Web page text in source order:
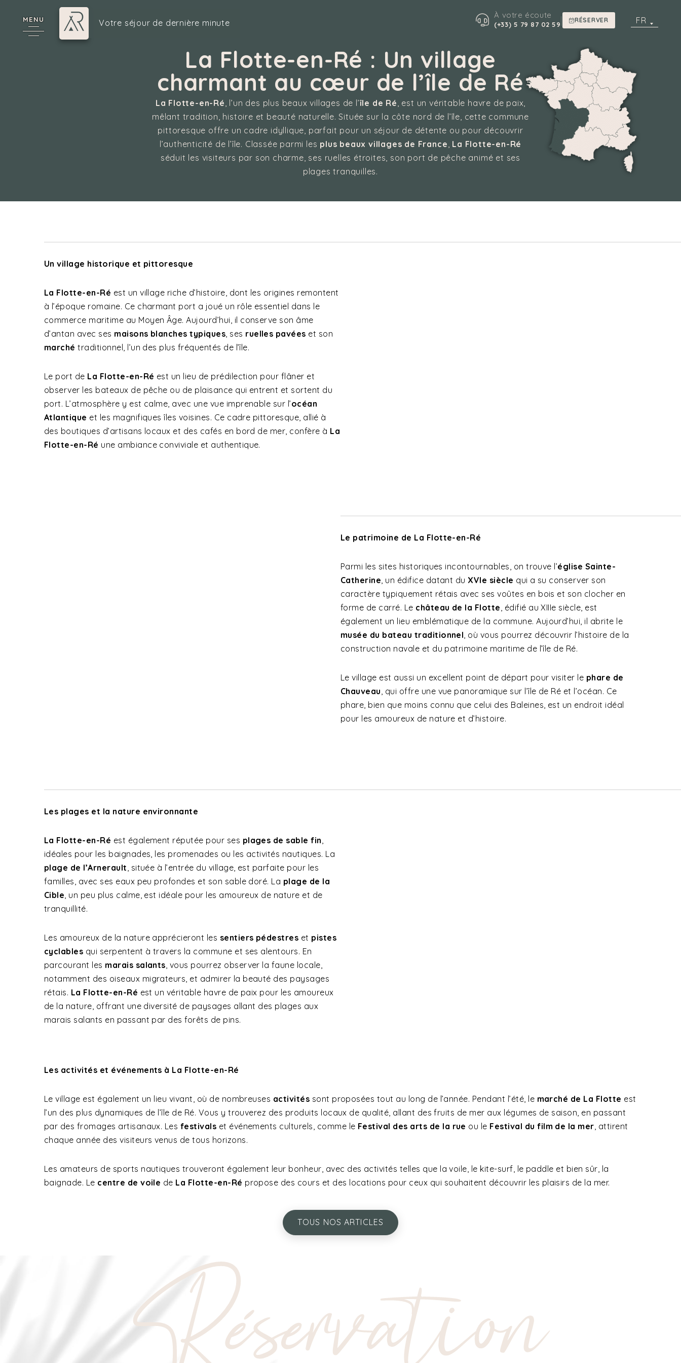
MENU FR
À votre écoute
(+33) 5 79 87 02 59| RÉSERVER
Votre séjour de dernière minute
La Flotte-en-Ré : Un village
charmant au cœur de l’île de Ré
La Flotte-en-Ré, l’un des plus beaux villages de l’île de Ré, est un véritable havre de paix,
mêlant tradition, histoire et beauté naturelle. Située sur la côte nord de l’île, cette commune
pittoresque offre un cadre idyllique, parfait pour un séjour de détente ou pour découvrir
l’authenticité de l’île. Classée parmi les plus beaux villages de France, La Flotte-en-Ré
séduit les visiteurs par son charme, ses ruelles étroites, son port de pêche animé et ses
plages tranquilles.
Un village historique et pittoresque
La Flotte-en-Ré est un village riche d’histoire, dont les origines remontent
à l’époque romaine. Ce charmant port a joué un rôle essentiel dans le
commerce maritime au Moyen Âge. Aujourd’hui, il conserve son âme
d’antan avec ses maisons blanches typiques, ses ruelles pavées et son
marché traditionnel, l’un des plus fréquentés de l’île.
Le port de La Flotte-en-Ré est un lieu de prédilection pour flâner et
observer les bateaux de pêche ou de plaisance qui entrent et sortent du
port. L’atmosphère y est calme, avec une vue imprenable sur l’océan
Atlantique et les magnifiques îles voisines. Ce cadre pittoresque, allié à
des boutiques d’artisans locaux et des cafés en bord de mer, confère à La
Flotte-en-Ré une ambiance conviviale et authentique.
Le patrimoine de La Flotte-en-Ré
Parmi les sites historiques incontournables, on trouve l’église Sainte-
Catherine, un édifice datant du XVIe siècle qui a su conserver son
caractère typiquement rétais avec ses voûtes en bois et son clocher en
forme de carré. Le château de la Flotte, édifié au XIIIe siècle, est
également un lieu emblématique de la commune. Aujourd’hui, il abrite le
musée du bateau traditionnel, où vous pourrez découvrir l’histoire de la
construction navale et du patrimoine maritime de l’île de Ré.
Le village est aussi un excellent point de départ pour visiter le phare de
Chauveau, qui offre une vue panoramique sur l’île de Ré et l’océan. Ce
phare, bien que moins connu que celui des Baleines, est un endroit idéal
pour les amoureux de nature et d’histoire.
Les plages et la nature environnante
La Flotte-en-Ré est également réputée pour ses plages de sable fin,
idéales pour les baignades, les promenades ou les activités nautiques. La
plage de l’Arnerault, située à l’entrée du village, est parfaite pour les
familles, avec ses eaux peu profondes et son sable doré. La plage de la
Cible, un peu plus calme, est idéale pour les amoureux de nature et de
tranquillité.
Les amoureux de la nature apprécieront les sentiers pédestres et pistes
cyclables qui serpentent à travers la commune et ses alentours. En
parcourant les marais salants, vous pourrez observer la faune locale,
notamment des oiseaux migrateurs, et admirer la beauté des paysages
rétais. La Flotte-en-Ré est un véritable havre de paix pour les amoureux
de la nature, offrant une diversité de paysages allant des plages aux
marais salants en passant par des forêts de pins.
Les activités et événements à La Flotte-en-Ré
Le village est également un lieu vivant, où de nombreuses activités sont proposées tout au long de l’année. Pendant l’été, le marché de La Flotte est
l’un des plus dynamiques de l’île de Ré. Vous y trouverez des produits locaux de qualité, allant des fruits de mer aux légumes de saison, en passant
par des fromages artisanaux. Les festivals et événements culturels, comme le Festival des arts de la rue ou le Festival du film de la mer, attirent
chaque année des visiteurs venus de tous horizons.
Les amateurs de sports nautiques trouveront également leur bonheur, avec des activités telles que la voile, le kite-surf, le paddle et bien sûr, la
baignade. Le centre de voile de La Flotte-en-Ré propose des cours et des locations pour ceux qui souhaitent découvrir les plaisirs de la mer.
TOUS NOS ARTICLES